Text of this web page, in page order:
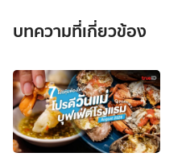
บทความที่เกี่ยวข้อง